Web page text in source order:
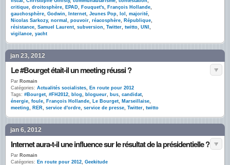
critique, droitosphère, EPAD, Fouquet's, François Hollande,
gauchosphère, Godwin, Internet, Jeunes Pop, lol , majorité,
Nicolas Sarkozy, normal , pouvoir, réacosphère, République,
résistance, Samuel Laurent, subversion, Twitter, twitto, UNI ,
vigilance, yacht
jan 23, 2012
Le #Bourget était-il un meeting réussi ?
Par Romain
Catégories: Actualités socialistes, En route pour 2012
Tags: #Bourget, #FH2012, blog, blogueur, bus, candidat,
énergie, foule, François Hollande, Le Bourget, Marseillaise,
meeting, RER, service d'ordre, service de presse, Twitter, twitto
jan 6, 2012
Internet aura-t-il une influence sur le résultat de la présidentielle ?
Par Romain
Catégories: En route pour 2012, Geekitude